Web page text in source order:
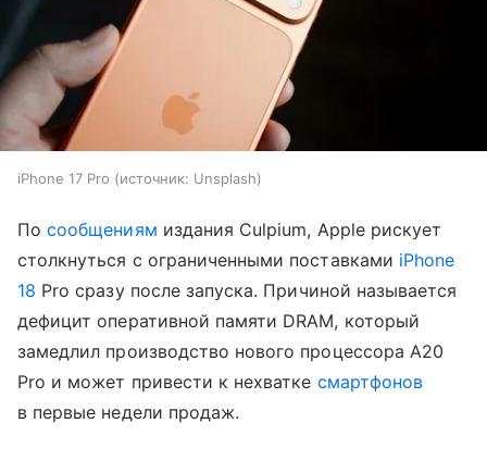
iPhone 17 Pro источник: Unsplash
Посообщениям издания Culpium, Apple рискует
столкнуться с ограниченными поставками iPhone
18 Pro сразу после запуска. Причиной называется
дефицит оперативной памяти DRAM, который
замедлил производство нового процессора A20
Pro и может привести к нехватке смартфонов
в первые недели продаж.